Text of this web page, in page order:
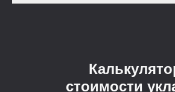
стоимости